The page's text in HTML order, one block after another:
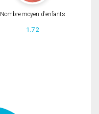
Nombre moyen d'enfants
1.72